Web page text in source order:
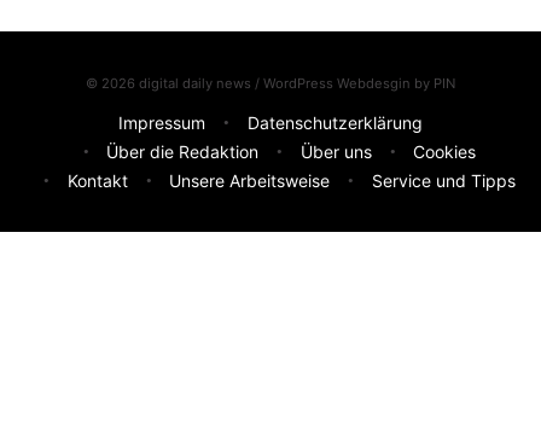
© 2026 digital daily news / WordPress Webdesgin by PIN
Impressum
Datenschutzerklärung
Über die Redaktion
Über uns
Cookies
Kontakt
Unsere Arbeitsweise Service und Tipps